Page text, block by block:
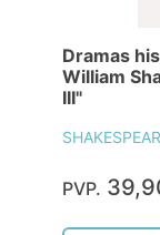
Dramas
William
III"
PVP.